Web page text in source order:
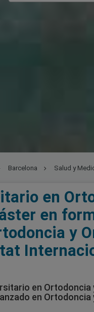
Barcelona Salud y
en
en
y
en
en Ortodoncia